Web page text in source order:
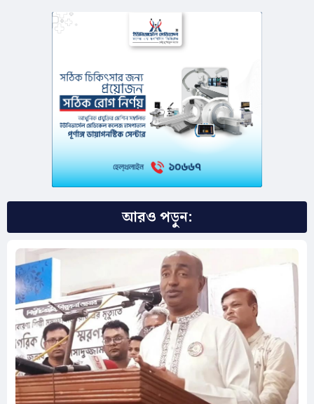
আরও পড়ুন: